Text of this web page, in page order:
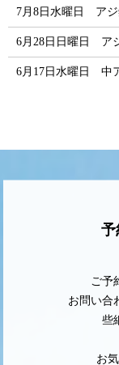
7月8日水曜日 アジ
6月28日日曜日 ア
6月17日水曜日 中
予
ご予
お問い合
些
お